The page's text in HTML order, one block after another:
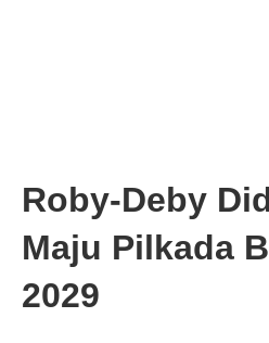
Roby-Deby
Maju Pilkada
2029